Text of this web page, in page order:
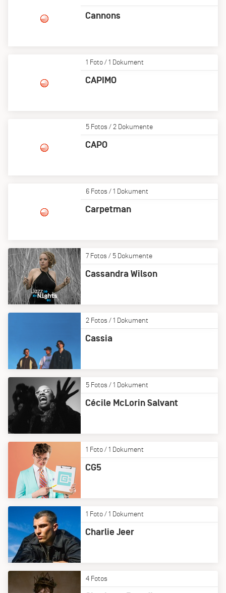
Cannons
1 Foto / 1 Dokument
CAPIMO
5 Fotos / 2 Dokumente
CAPO
6 Fotos / 1 Dokument
Carpetman
7 Fotos / 5 Dokumente
Cassandra Wilson
2 Fotos / 1 Dokument
Cassia
5 Fotos / 1 Dokument
Cécile McLorin Salvant
1 Foto / 1 Dokument
CG5
1 Foto / 1 Dokument
Charlie Jeer
4 Fotos